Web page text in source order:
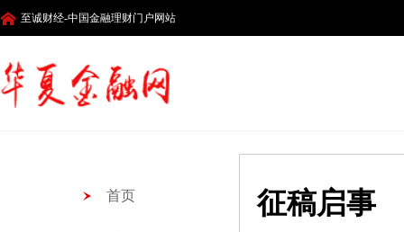
至诚财经-中国金融理财门户网站
首页 征稿启事